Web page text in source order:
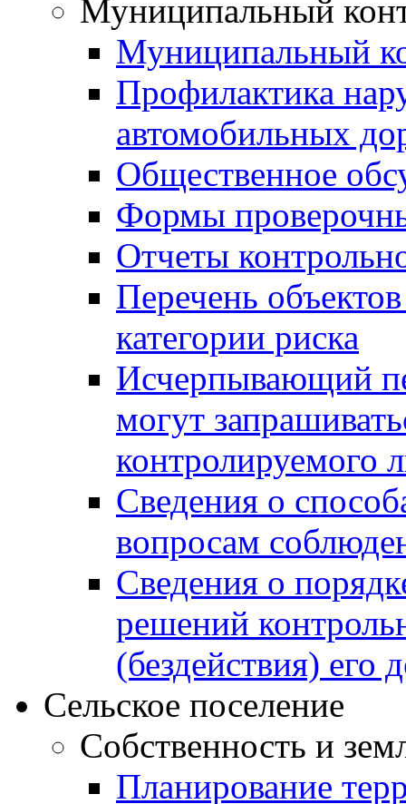
Муниципальный
Муниципальный
Профилактика
автомобильных
Общественное
Формы
Отчеты
Перечень
категории риска
Исчерпывающий
могут
контролируемого
Сведения о
вопросам
Сведения о
решений
(бездействия) его
Сельское поселение
Собственность и
Планирование